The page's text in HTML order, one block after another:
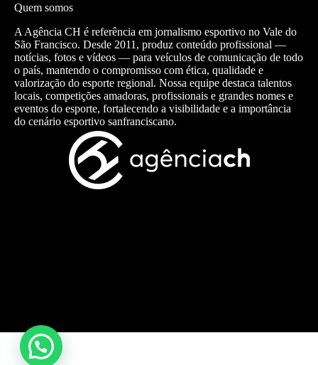
Quem somos
A Agência CH é referência em jornalismo esportivo no Vale do
São Francisco. Desde 2011, produz conteúdo profissional —
notícias, fotos e vídeos — para veículos de comunicação de todo
o país, mantendo o compromisso com ética, qualidade e
valorização do esporte regional. Nossa equipe destaca talentos
locais, competições amadoras, profissionais e grandes nomes e
eventos do esporte, fortalecendo a visibilidade e a importância
do cenário esportivo sanfranciscano.